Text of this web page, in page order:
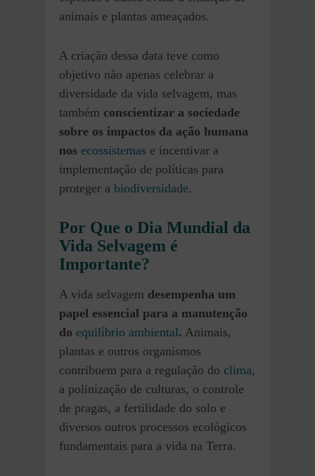
animais e plantas ameaçados.
A criação dessa data teve como
objetivo não apenas celebrar a
diversidade da vida selvagem, mas
também conscientizar a sociedade
sobre os impactos da ação humana
nos ecossistemas e incentivar a
implementação de políticas para
proteger a biodiversidade.
Por Que o Dia Mundial da
Vida Selvagem é
Importante?
A vida selvagem desempenha um
papel essencial para a manutenção
do equilíbrio ambiental. Animais,
plantas e outros organismos
contribuem para a regulação do clima,
a polinização de culturas, o controle
de pragas, a fertilidade do solo e
diversos outros processos ecológicos
fundamentais para a vida na Terra.